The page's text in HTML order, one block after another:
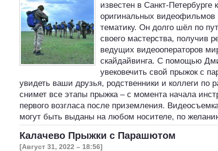
известен в Санкт-Петербурге
оригинальных
тематику. Он долго шёл по
своего мастерства, получив
ведущих видеооператоров
скайдайвинга. С помощью
увековечить свой прыжок с
увидеть ваши друзья, родственники и коллеги по
снимет все этапы прыжка – с момента начала
первого возгласа после приземления.
могут быть выданы на любом носителе, по
Калачево Прыжки с Парашютом
[Август 31, 2022 – 18:56]